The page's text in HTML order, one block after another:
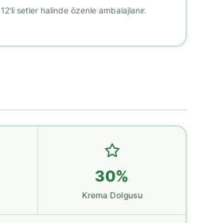
12'li setler halinde özenle ambalajlanır.
30%
Krema Dolgusu